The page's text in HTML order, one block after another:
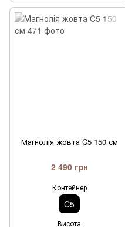
Магнолія жовта C5 150 см
2 490 грн
Контейнер
C5
Висота